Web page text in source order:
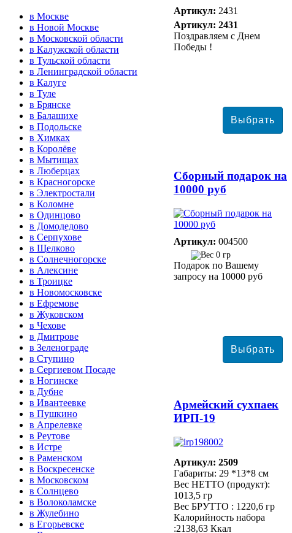
Артикул: 2431
Артикул: 2431
Поздравляем с Днем
Победы !
Сборный подарок на
10000 руб
Артикул: 004500
0 гр
Подарок по Вашему
запросу на 10000 руб
Армейский сухпаек
ИРП-19
Артикул: 2509
Габариты: 29 *13*8 см
Вес НЕТТО (продукт):
1013,5 гр
Вес БРУТТО : 1220,6 гр
Калорийность набора
:2138,63 Ккал
в Москве
в Новой Москве
в Московской области
в Калужской области
в Тульской области
в Ленинградской области
в Калуге
в Туле
в Брянске
в Балашихе
в Подольске
в Химках
в Королёве
в Мытищах
в Люберцах
в Красногорске
в Электростали
в Коломне
в Одинцово
в Домодедово
в Серпухове
в Щелково
в Солнечногорске
в Алексине
в Троицке
в Новомосковске
в Ефремове
в Жуковском
в Чехове
в Дмитрове
в Зеленограде
в Ступино
в Сергиевом Посаде
в Ногинске
в Дубне
в Ивантеевке
в Пушкино
в Апрелевке
в Реутове
в Истре
в Раменском
в Воскресенске
в Московском
в Солнцево
в Волоколамске
в Жулебино
в Егорьевске